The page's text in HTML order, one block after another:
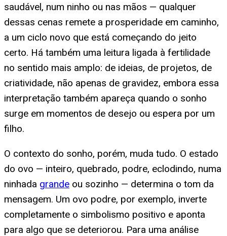
saudável, num ninho ou nas mãos — qualquer
dessas cenas remete a prosperidade em caminho,
a um ciclo novo que está começando do jeito
certo. Há também uma leitura ligada à fertilidade
no sentido mais amplo: de ideias, de projetos, de
criatividade, não apenas de gravidez, embora essa
interpretação também apareça quando o sonho
surge em momentos de desejo ou espera por um
filho.
O contexto do sonho, porém, muda tudo. O estado
do ovo — inteiro, quebrado, podre, eclodindo, numa
ninhada grande ou sozinho — determina o tom da
mensagem. Um ovo podre, por exemplo, inverte
completamente o simbolismo positivo e aponta
para algo que se deteriorou. Para uma análise